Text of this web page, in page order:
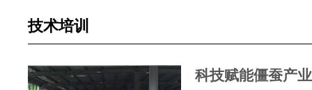
技术培训
科技赋能僵蚕产